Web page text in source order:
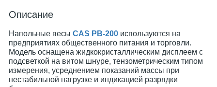
Описание
Напольные весы CAS PB-200 используются на
предприятиях общественного питания и торговли.
Модель оснащена жидкокристаллическим дисплеем с
подсветкой на витом шнуре, тензометрическим типом
измерения, усреднением показаний массы при
нестабильной нагрузке и индикацией разрядки